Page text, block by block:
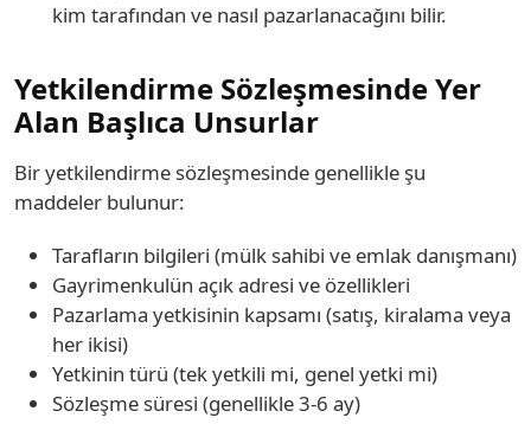
kim tarafından ve nasıl pazarlanacağını bilir.
Yetkilendirme Sözleşmesinde Yer
Alan Başlıca Unsurlar
Bir yetkilendirme sözleşmesinde genellikle şu
maddeler bulunur:
Tarafların bilgileri (mülk sahibi ve emlak danışmanı)
Gayrimenkulün açık adresi ve özellikleri
Pazarlama yetkisinin kapsamı (satış, kiralama veya
her ikisi)
Yetkinin türü (tek yetkili mi, genel yetki mi)
Sözleşme süresi (genellikle 3-6 ay)